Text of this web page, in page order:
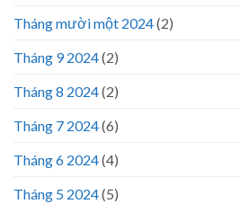
Tháng mười một 2024(2)
Tháng 9 2024(2)
Tháng 8 2024(2)
Tháng 7 2024(6)
Tháng 6 2024(4)
Tháng 5 2024(5)